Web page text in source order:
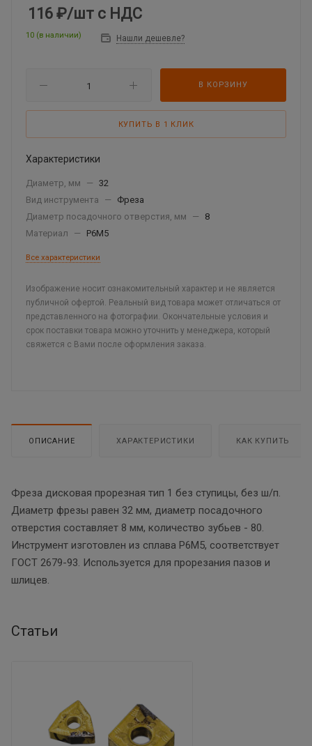
116 ₽/шт с НДС
10 (в наличии) Нашли дешевле?
В КОРЗИНУ
КУПИТЬ В 1 КЛИК
Характеристики
Диаметр, мм — 32
Вид инструмента
—
Фреза
Диаметр посадочного отверстия, мм
—
8
Материал
— Р6М5
Все характеристики
Изображение носит ознакомительный характер и не является
публичной офертой. Реальный вид товара может отличаться от
представленного на фотографии. Окончательные условия и
срок поставки товара можно уточнить у менеджера, который
свяжется с Вами после оформления заказа.
ОПИСАНИЕ ХАРАКТЕРИСТИКИ КАК КУПИТЬ
Фреза дисковая прорезная тип 1 без ступицы, без ш/п.
Диаметр фрезы равен 32 мм, диаметр посадочного
отверстия составляет 8 мм, количество зубьев - 80.
Инструмент изготовлен из сплава Р6М5, соответствует
ГОСТ 2679-93. Используется для прорезания пазов и
шлицев.
Статьи